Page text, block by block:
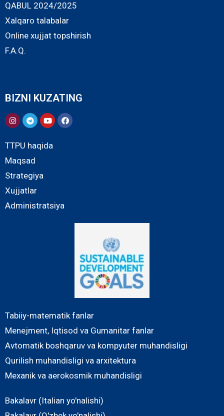
QABUL 2024/2025
Xalqaro talabalar
Online xujjat topshirish
F.A.Q.
BIZNI KUZATING
TTPU haqida
Maqsad
Strategiya
Xujjatlar
Administratsiya
Tabiiy-matematik fanlar
Menejment, Iqtisod va Gumanitar fanlar
Avtomatik boshqaruv va kompyuter muhandisligi
Qurilish muhandisligi va arxitektura
Mexanik va aerokosmik muhandisligi
Bakalavr (Italian yo'nalishi)